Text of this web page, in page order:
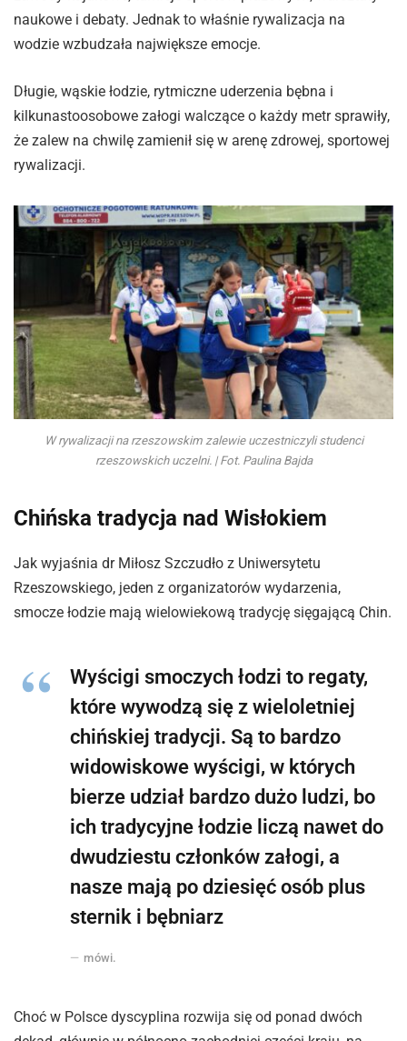
naukowe i debaty. Jednak to właśnie rywalizacja na
wodzie wzbudzała największe emocje.
Długie, wąskie łodzie, rytmiczne uderzenia bębna i
kilkunastoosobowe załogi walczące o każdy metr sprawiły,
że zalew na chwilę zamienił się w arenę zdrowej, sportowej
rywalizacji.
W rywalizacji na rzeszowskim zalewie uczestniczyli studenci
rzeszowskich uczelni. | Fot. Paulina Bajda
Chińska tradycja nad Wisłokiem
Jak wyjaśnia dr Miłosz Szczudło z Uniwersytetu
Rzeszowskiego, jeden z organizatorów wydarzenia,
smocze łodzie mają wielowiekową tradycję sięgającą Chin.
Wyścigi smoczych łodzi to regaty,
które wywodzą się z wieloletniej
chińskiej tradycji. Są to bardzo
widowiskowe wyścigi, w których
bierze udział bardzo dużo ludzi, bo
ich tradycyjne łodzie liczą nawet do
dwudziestu członków załogi, a
nasze mają po dziesięć osób plus
sternik i bębniarz
mówi.
Choć w Polsce dyscyplina rozwija się od ponad dwóch